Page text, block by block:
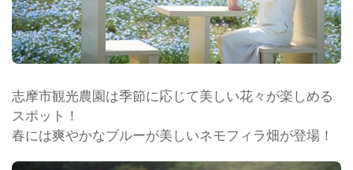
志摩市観光農園は季節に応じて美しい花々が楽しめる
スポット！
春には爽やかなブルーが美しいネモフィラ畑が登場！